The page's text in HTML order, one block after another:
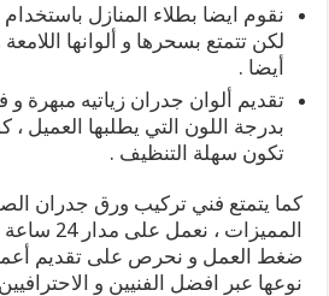
نقوم ايضا بطلاء المنازل باستخدام
لكن تتمتع بسحرها و ألوانها
أيضا .
تقديم ألوان جدران زياتيه مبهرة
بدرجة اللون التي يطلبها العميل
تكون سهلة التنظيف .
كما يتمتع فني تركيب ورق جدران
المميزات ،
ضغط العمل و نحرص على تقديم
نوعها عبر افضل الفنيين و